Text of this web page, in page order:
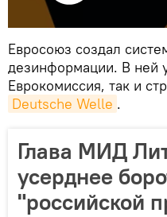
Евросоюз создал
дезинформации. В ней
Еврокомиссия, так и
Deutsche Welle .
Глава МИД
усерднее
"российской